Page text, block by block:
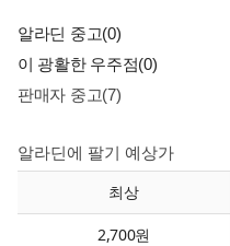
알라딘 중고(0)
이 광활한 우주점(0)
판매자 중고(7)
알라딘에 팔기 예상가
최상
2,700원